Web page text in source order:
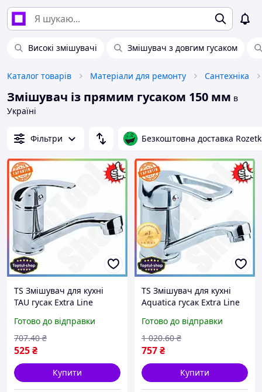
Високі змішувачі Змішувач з довгим гусаком
Каталог товарів Матеріали для ремонту Сантехніка
Змішувач із прямим гусаком 150 мм в
Україні
Фільтри Безкоштовна доставка
TS Змішувач для кухні
TAU гусак Extra Line
підведенням 2 шт
одноважільний кран
35мм SHT55_Q
Готово до відправки
525₴
707.40 ₴
Купити
TS Змішувач для кухні
Aquatica гусак Extra Line
керамічним картриджем
та поворотним виливом
SHT55_Q
Готово до відправки
757₴
1 020.60 ₴
Купити